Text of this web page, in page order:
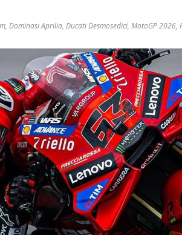
, Dominasi Aprilia, Ducati Desmosedici, MotoGP 2026,